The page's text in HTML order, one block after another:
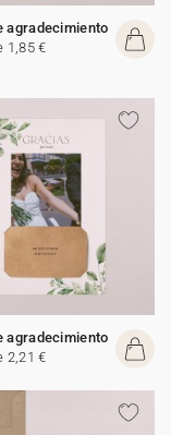
agradecimiento
1,85 €
agradecimiento
2,21 €